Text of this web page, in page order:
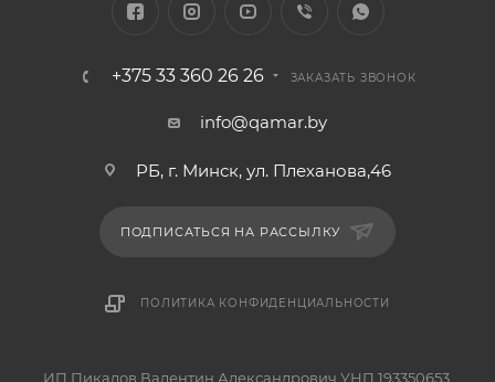
+375 33 360 26 26 ЗАКАЗАТЬ ЗВОНОК
info@qamar.by
РБ, г. Минск, ул. Плеханова,46
ПОДПИСАТЬСЯ НА РАССЫЛКУ
ПОЛИТИКА КОНФИДЕНЦИАЛЬНОСТИ
ИП Пикалов Валентин Александрович УНП 193350653,